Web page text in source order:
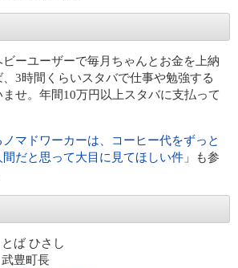
ーユーザーで毎月ちゃんとお金を上納
3時間くらいスタバで仕事や勉強する
せ。年間10万円以上スタバに支払って
マドワーカーは、コーヒー代をずっと
だと思って大目に見てほしい件 」も参
とば ひさし
武豊町長